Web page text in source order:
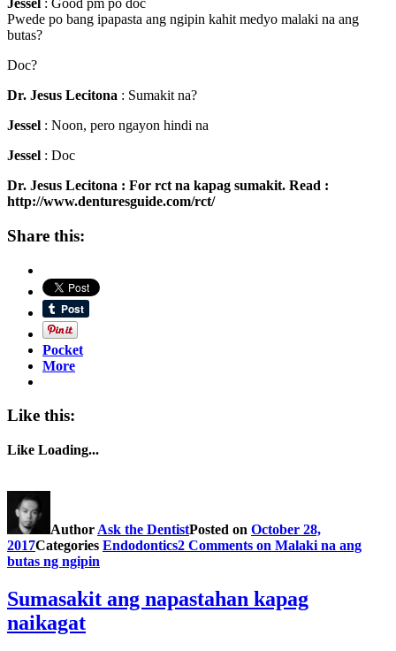
Jessel : Good pm po doc
Pwede po bang ipapasta ang ngipin kahit medyo malaki na ang
butas?
Doc?
Dr. Jesus Lecitona : Sumakit na?
Jessel : Noon, pero ngayon hindi na
Jessel : Doc
Dr. Jesus Lecitona : For rct na kapag sumakit. Read :
http://www.denturesguide.com/rct/
Share this:
Pocket
More
Like this:
Like Loading...
Author Ask the DentistPosted on October 28,
2017Categories Endodontics2 Comments on Malaki na ang
butas ng ngipin
Sumasakit ang napastahan kapag
naikagat